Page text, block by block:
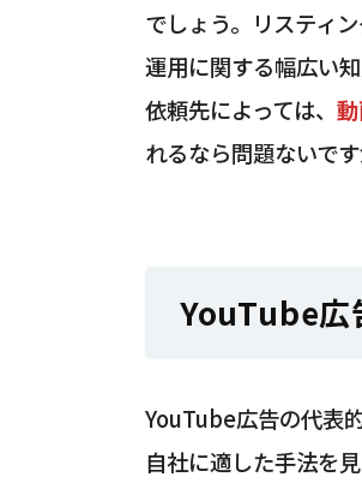
でしょう。リスティ
運用に関する幅広い
依頼先によっては、
れるなら問題ないで
YouTube広
YouTube広告の代表
自社に適した手法を見